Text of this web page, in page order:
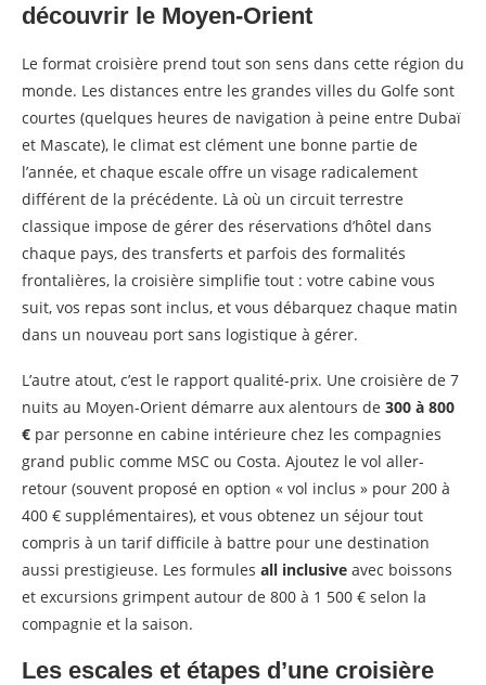
découvrir le Moyen-Orient
Le format croisière prend tout son sens dans cette région du
monde. Les distances entre les grandes villes du Golfe sont
courtes (quelques heures de navigation à peine entre Dubaï
et Mascate), le climat est clément une bonne partie de
l’année, et chaque escale offre un visage radicalement
différent de la précédente. Là où un circuit terrestre
classique impose de gérer des réservations d’hôtel dans
chaque pays, des transferts et parfois des formalités
frontalières, la croisière simplifie tout : votre cabine vous
suit, vos repas sont inclus, et vous débarquez chaque matin
dans un nouveau port sans logistique à gérer.
L’autre atout, c’est le rapport qualité-prix. Une croisière de 7
nuits au Moyen-Orient démarre aux alentours de 300 à 800
€ par personne en cabine intérieure chez les compagnies
grand public comme MSC ou Costa. Ajoutez le vol aller-
retour (souvent proposé en option « vol inclus » pour 200 à
400 € supplémentaires), et vous obtenez un séjour tout
compris à un tarif difficile à battre pour une destination
aussi prestigieuse. Les formules all inclusive avec boissons
et excursions grimpent autour de 800 à 1 500 € selon la
compagnie et la saison.
Les escales et étapes d’une croisière